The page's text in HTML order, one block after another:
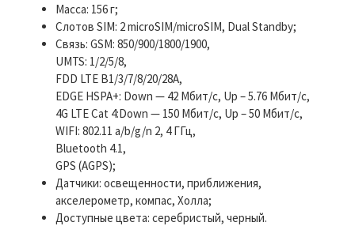
Масса: 156 г;
Слотов SIM: 2 microSIM/microSIM, Dual Standby;
Связь: GSM: 850/900/1800/1900,
UMTS: 1/2/5/8,
FDD LTE B1/3/7/8/20/28A,
EDGE HSPA+: Down — 42 Мбит/с, Up – 5.76 Мбит/с,
4G LTE Cat 4:Down — 150 Мбит/с, Up – 50 Мбит/с,
WIFI: 802.11 a/b/g/n 2, 4 ГГц,
Bluetooth 4.1,
GPS (AGPS);
Датчики: освещенности, приближения,
акселерометр, компас, Холла;
Доступные цвета: серебристый, черный.